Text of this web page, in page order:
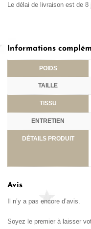
Le délai de livraison est de 8
Informations
POIDS
TAILLE
TISSU
ENTRETIEN
DÉTAILS PRODUIT
Avis
Il n’y a pas encore d’avis.
Soyez le premier à laisser